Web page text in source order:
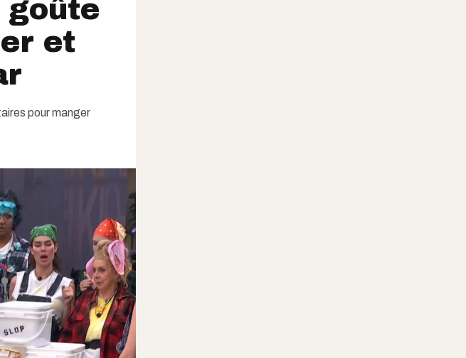
et
pour manger